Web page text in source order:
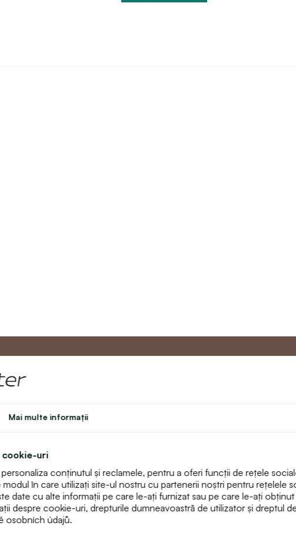
Mai multe informaţii
uri
conținutul și reclamele, pentru a oferi funcții de rețele
în care utilizați site-ul nostru cu partenerii noștri pentru rețelele
date cu alte informații pe care le-ați furnizat sau pe care le-ați
despre cookie-uri, drepturile dumneavoastră de utilizator și dreptul
osobních údajů.
Master
Program de fidelitate
Teatru
text_faq